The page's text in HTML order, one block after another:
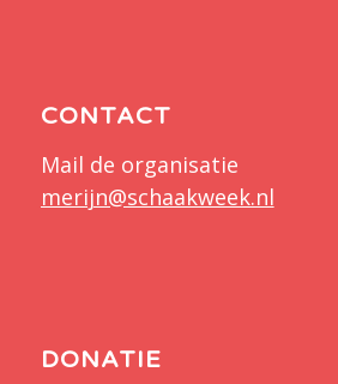
CONTACT
Mail de organisatie
merijn@schaakweek.nl
DONATIE